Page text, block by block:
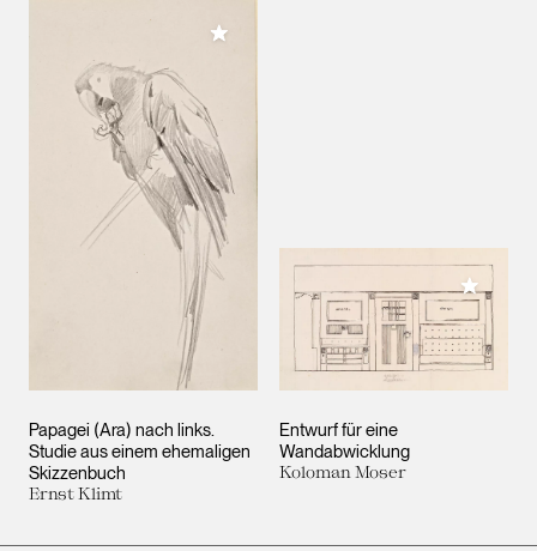
Papagei (Ara) nach links.
Studie aus einem ehemaligen
Skizzenbuch
Ernst Klimt
Meiner Sammlung hinzufügen
Entwurf für eine
Wandabwicklung
Koloman Moser
Meiner